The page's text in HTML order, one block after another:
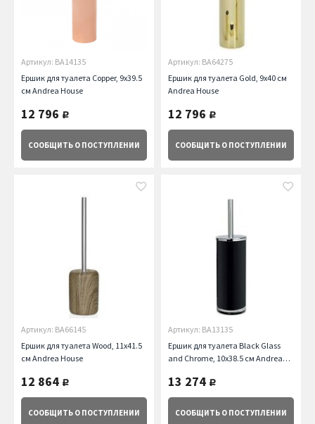
Артикул: BA14135
Ершик для туалета Copper, 9х39.5
см Andrea House
12 796 руб.
СООБЩИТЬ О ПОСТУПЛЕНИИ
Артикул: BA64275
Ершик для туалета Gold, 9х40 см
Andrea House
12 796 руб.
СООБЩИТЬ О ПОСТУПЛЕНИИ
Артикул: BA66145
Ершик для туалета Wood, 11х41.5
см Andrea House
12 864 руб.
СООБЩИТЬ О ПОСТУПЛЕНИИ
Артикул: BA13135
Ершик для туалета Black Glass
and Chrome, 10х38.5 см Andrea
13 274 руб.
СООБЩИТЬ О ПОСТУПЛЕНИИ